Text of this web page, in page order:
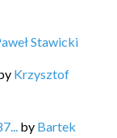
Stawicki
Krzysztof
by Bartek